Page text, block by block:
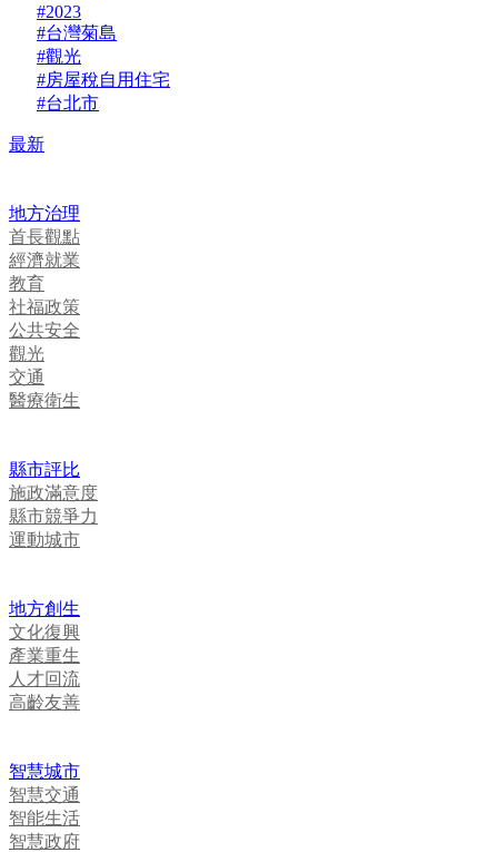
#2023
#台灣菊島
#觀光
#房屋稅自用住宅
#台北市
最新
地方治理
首長觀點
經濟就業
教育
社福政策
公共安全
觀光
交通
醫療衛生
縣市評比
施政滿意度
縣市競爭力
運動城市
地方創生
文化復興
產業重生
人才回流
高齡友善
智慧城市
智慧交通
智能生活
智慧政府